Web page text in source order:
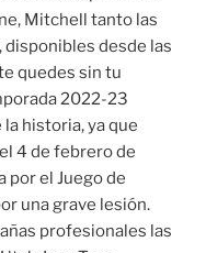
Mitchell tanto las
disponibles desde las
quedes sin tu
2022-23
historia, ya que
4 de febrero de
por el Juego de
una grave lesión.
profesionales las